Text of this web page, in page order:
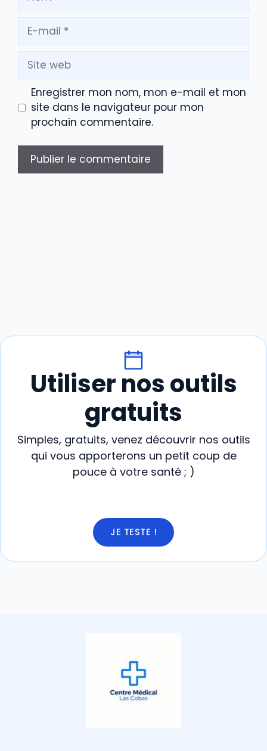
mail
Site
web
Enregistrer mon nom, mon e-mail et mon
site dans le navigateur pour mon
prochain commentaire.
Utiliser nos outils
gratuits
Simples, gratuits, venez découvrir nos outils
qui vous apporterons un petit coup de
pouce à votre santé ; )
JE TESTE !